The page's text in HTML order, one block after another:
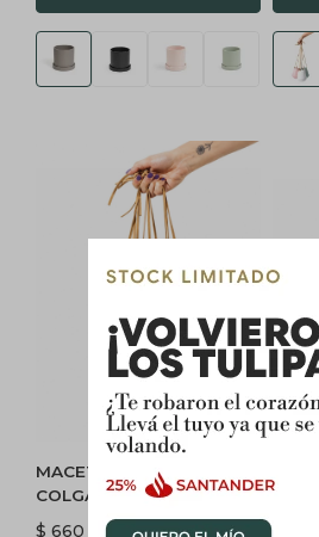
MACETA CERÁMICA
COLGANTE XS - BLANCA
$ 660
-